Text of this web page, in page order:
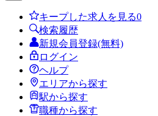
キープした求人を見る0
検索履歴
新規会員登録(無料)
ログイン
ヘルプ
エリアから探す
駅から探す
職種から探す